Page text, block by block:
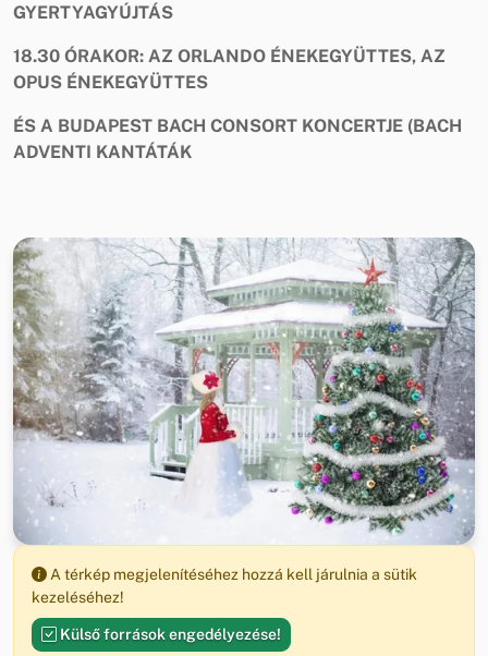
GYERTYAGYÚJTÁS
18.30 ÓRAKOR: AZ ORLANDO ÉNEKEGYÜTTES, AZ
OPUS ÉNEKEGYÜTTES
ÉS A BUDAPEST BACH CONSORT KONCERTJE (BACH
ADVENTI KANTÁTÁK
A térkép megjelenítéséhez hozzá kell járulnia a sütik
kezeléséhez!
Külső források engedélyezése!